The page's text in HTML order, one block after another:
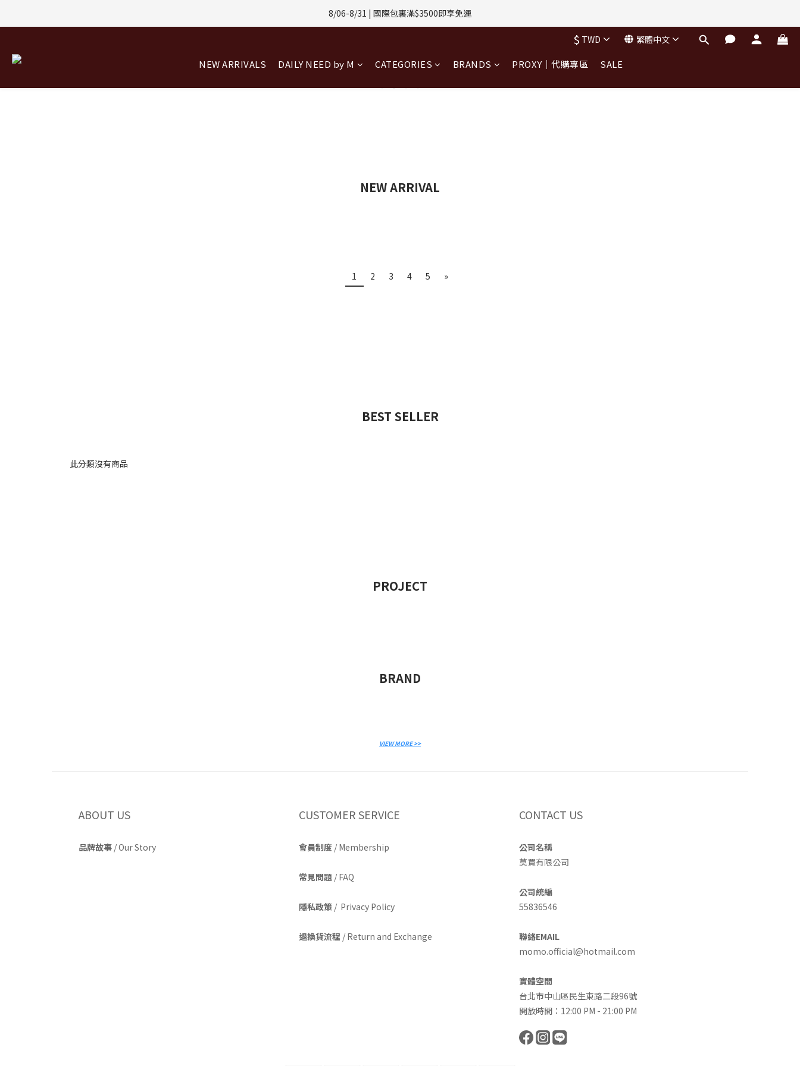
8/01-8/31 | 任選2件CUBOX正價商品 贈【威靈頓 / 波士頓墨鏡】(數量有限售完不補)
8/06-8/31 | 國際包裏滿$3500即享免運
8/01-8/31 | 任選2件CUBOX正價商品 贈【威靈頓 / 波士頓墨鏡】(數量有限售完不補)
$ TWD 繁體中文
NEW ARRIVALS DAILY NEED by M CATEGORIES BRANDS PROXY｜代購專區 SALE
NEW ARRIVAL
1 2 3 4 5 »
BEST SELLER
此分類沒有商品
PROJECT
BRAND
VIEW MORE >>
ABOUT US
品牌故事 /Our Story
CUSTOMER SERVICE
會員制度 / Membership
常見問題 / FAQ
隱私政策 / Privacy Policy
退換貨流程 / Return and Exchange
CONTACT US
公司名稱
莫買有限公司
公司統編
55836546
聯絡EMAIL
momo.official@hotmail.com
實體空間
台北市中山區民生東路二段96號
開放時間：12:00 PM - 21:00 PM